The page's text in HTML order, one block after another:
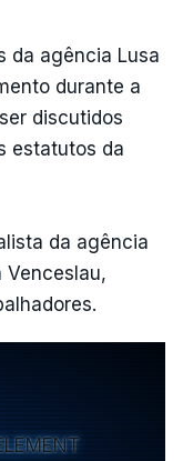
da agência Lusa
durante a
discutidos
estatutos da
da agência
Venceslau,